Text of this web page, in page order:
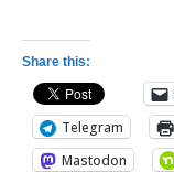
Share this:
Telegram
Mastodon